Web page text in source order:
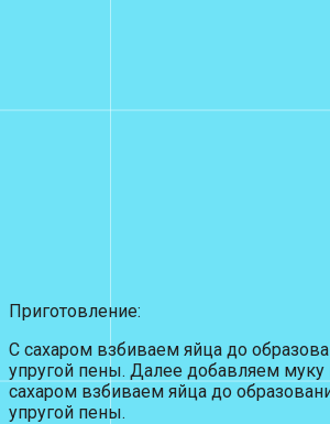
Приготовление:
С сахаром взбиваем яйца до
упругой пены. Далее добавляем
сахаром взбиваем яйца до
упругой пены.